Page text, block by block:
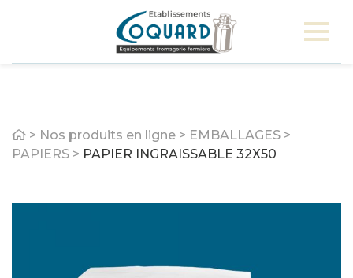
Home
> Nos produits en ligne > EMBALLAGES >
PAPIERS > PAPIER INGRAISSABLE 32X50